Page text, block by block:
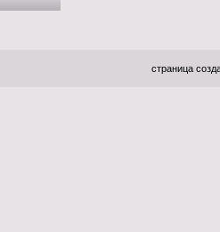
страница